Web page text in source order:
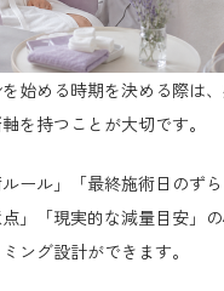
始める時期を決める際は
を持つことが大切です。
ルール」「最終施術日のず
」「現実的な減量目安」の
ング設計ができます。